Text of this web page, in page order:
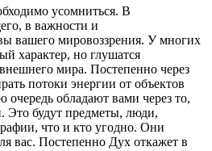
усомниться. В
в важности и
вашего мировоззрения. У многих
характер, но глушатся
мира. Постепенно через
потоки энергии от объектов
очередь обладают вами через то,
Это будут предметы, люди,
что и кто угодно. Они
вас. Постепенно Дух откажет в